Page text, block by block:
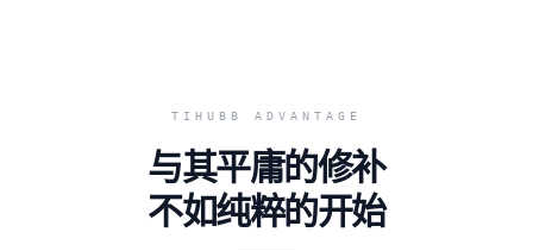
TIHUBB ADVANTAGE
与其平庸的修补
不如纯粹的开始